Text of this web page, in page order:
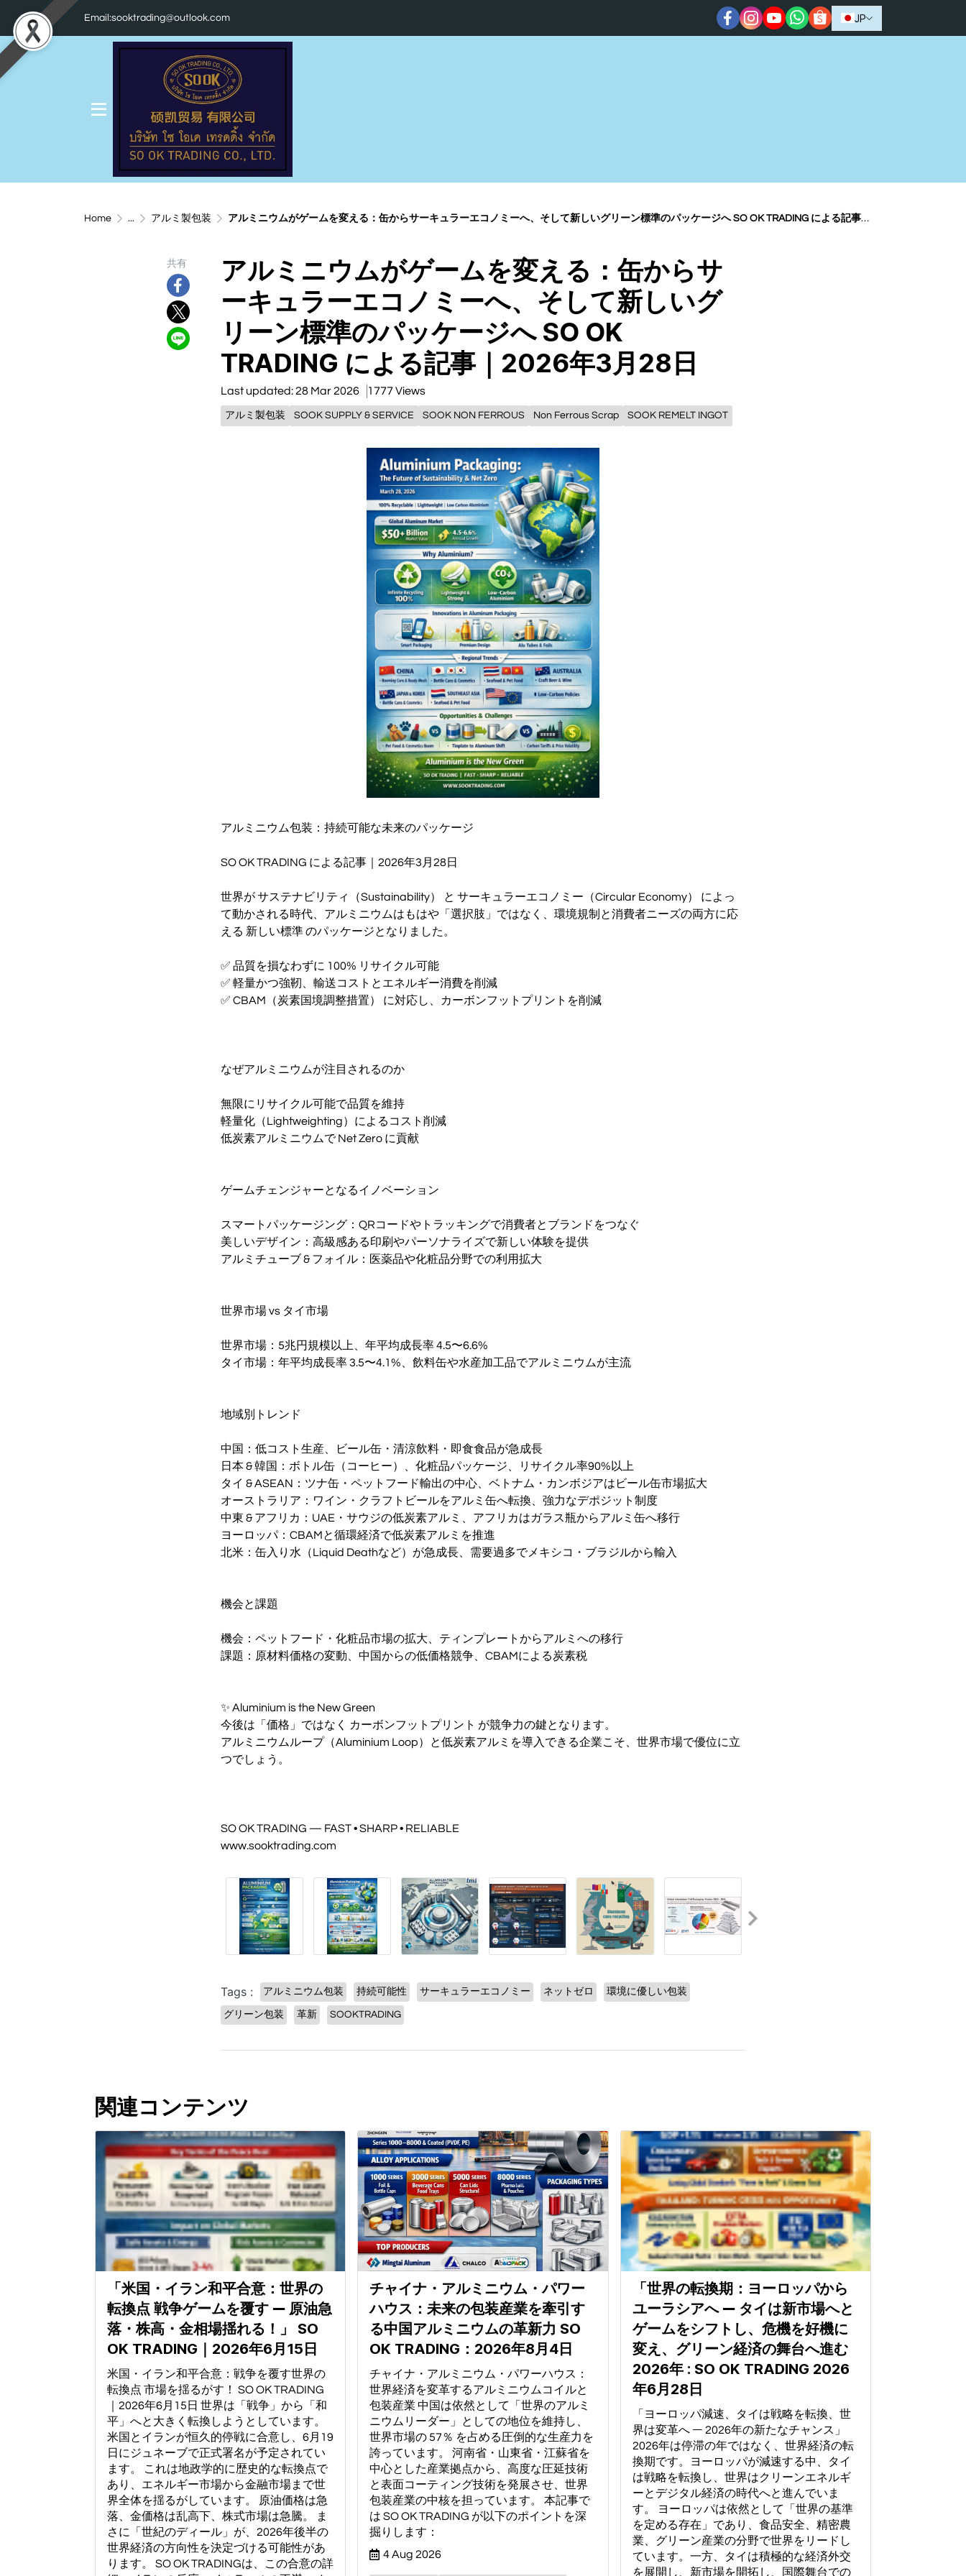
Email:sooktrading@outlook.com JP
Home ... アルミ製包装 アルミニウムがゲームを変える：缶からサーキュラーエコノミーへ、そして新しいグリーン標準のパッケージへ SO OK TRADING による記事｜2026年3月28日
共有
アルミニウムがゲームを変える：缶からサ
ーキュラーエコノミーへ、そして新しいグ
リーン標準のパッケージへ SO OK
TRADING による記事｜2026年3月28日
Last updated: 28 Mar 2026 1777 Views
アルミ製包装 SOOK SUPPLY & SERVICE SOOK NON FERROUS Non Ferrous Scrap SOOK REMELT INGOT
アルミニウム包装：持続可能な未来のパッケージ
SO OK TRADING による記事｜2026年3月28日
世界が サステナビリティ（Sustainability） と サーキュラーエコノミー（Circular Economy） によっ
て動かされる時代、アルミニウムはもはや「選択肢」ではなく、環境規制と消費者ニーズの両方に応
える 新しい標準 のパッケージとなりました。
✅ 品質を損なわずに 100% リサイクル可能
✅ 軽量かつ強靭、輸送コストとエネルギー消費を削減
✅ CBAM（炭素国境調整措置） に対応し、カーボンフットプリントを削減
なぜアルミニウムが注目されるのか
無限にリサイクル可能で品質を維持
軽量化（Lightweighting）によるコスト削減
低炭素アルミニウムで Net Zero に貢献
ゲームチェンジャーとなるイノベーション
スマートパッケージング：QRコードやトラッキングで消費者とブランドをつなぐ
美しいデザイン：高級感ある印刷やパーソナライズで新しい体験を提供
アルミチューブ & フォイル：医薬品や化粧品分野での利用拡大
世界市場 vs タイ市場
世界市場：5兆円規模以上、年平均成長率 4.5〜6.6%
タイ市場：年平均成長率 3.5〜4.1%、飲料缶や水産加工品でアルミニウムが主流
地域別トレンド
中国：低コスト生産、ビール缶・清涼飲料・即食食品が急成長
日本 & 韓国：ボトル缶（コーヒー）、化粧品パッケージ、リサイクル率90%以上
タイ & ASEAN：ツナ缶・ペットフード輸出の中心、ベトナム・カンボジアはビール缶市場拡大
オーストラリア：ワイン・クラフトビールをアルミ缶へ転換、強力なデポジット制度
中東 & アフリカ：UAE・サウジの低炭素アルミ、アフリカはガラス瓶からアルミ缶へ移行
ヨーロッパ：CBAMと循環経済で低炭素アルミを推進
北米：缶入り水（Liquid Deathなど）が急成長、需要過多でメキシコ・ブラジルから輸入
機会と課題
機会：ペットフード・化粧品市場の拡大、ティンプレートからアルミへの移行
課題：原材料価格の変動、中国からの低価格競争、CBAMによる炭素税
✨ Aluminium is the New Green
今後は「価格」ではなく カーボンフットプリント が競争力の鍵となります。
アルミニウムループ（Aluminium Loop）と低炭素アルミを導入できる企業こそ、世界市場で優位に立
つでしょう。
SO OK TRADING — FAST • SHARP • RELIABLE
www.sooktrading.com
Tags : アルミニウム包装 持続可能性 サーキュラーエコノミー ネットゼロ 環境に優しい包装
グリーン包装 革新 SOOKTRADING
関連コンテンツ
「米国・イラン和平合意：世界の
転換点 戦争ゲームを覆す ― 原油急
落・株高・金相場揺れる！」 SO
OK TRADING｜2026年6月15日
米国・イラン和平合意：戦争を覆す世界の
転換点 市場を揺るがす！ SO OK TRADING
｜2026年6月15日 世界は「戦争」から「和
平」へと大きく転換しようとしています。
米国とイランが恒久的停戦に合意し、6月19
日にジュネーブで正式署名が予定されてい
ます。 これは地政学的に歴史的な転換点で
あり、エネルギー市場から金融市場まで世
界全体を揺るがしています。 原油価格は急
落、金価格は乱高下、株式市場は急騰。 ま
さに「世紀のディール」が、2026年後半の
世界経済の方向性を決定づける可能性があ
ります。 SO OK TRADINGは、この合意の詳
チャイナ・アルミニウム・パワー
ハウス：未来の包装産業を牽引す
る中国アルミニウムの革新力 SO
OK TRADING：2026年8月4日
チャイナ・アルミニウム・パワーハウス：
世界経済を変革するアルミニウムコイルと
包装産業 中国は依然として「世界のアルミ
ニウムリーダー」としての地位を維持し、
世界市場の 57％ を占める圧倒的な生産力を
誇っています。 河南省・山東省・江蘇省を
中心とした産業拠点から、高度な圧延技術
と表面コーティング技術を発展させ、世界
包装産業の中核を担っています。 本記事で
は SO OK TRADING が以下のポイントを深
掘りします：
4 Aug 2026
「世界の転換期：ヨーロッパから
ユーラシアへ ― タイは新市場へと
ゲームをシフトし、危機を好機に
変え、グリーン経済の舞台へ進む
2026年 : SO OK TRADING 2026
年6月28日
「ヨーロッパ減速、タイは戦略を転換、世
界は変革へ ― 2026年の新たなチャンス」
2026年は停滞の年ではなく、世界経済の転
換期です。ヨーロッパが減速する中、タイ
は戦略を転換し、世界はクリーンエネルギ
ーとデジタル経済の時代へと進んでいま
す。 ヨーロッパは依然として「世界の基準
を定める存在」であり、食品安全、精密農
業、グリーン産業の分野で世界をリードし
ています。一方、タイは積極的な経済外交
を展開し、新市場を開拓し、国際舞台での